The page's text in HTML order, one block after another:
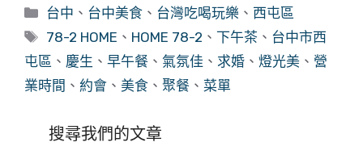
分
類
台中 、 台中美食 、 台灣吃喝玩樂 、 西屯區
標
籤
78-2 HOME 、 HOME 78-2 、 下午茶 、 台中市西
屯區 、 慶生 、 早午餐 、 氣氛佳 、 求婚 、 燈光美 、 營
業時間 、 約會 、 美食 、 聚餐 、 菜單
搜尋我們的文章